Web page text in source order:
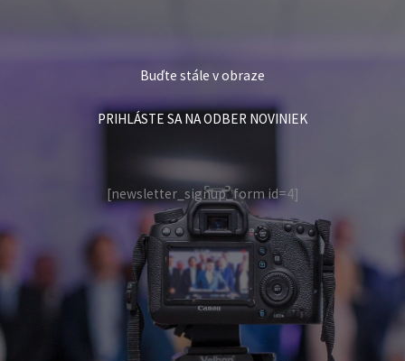
Ekonomická aktivita mesta klesá
Radovan Geci 11. októbra 2024
Za 20 rokov sa v našom meste nielen znížil počet
obyvateľov z pôvodných 40.000 na súčasných
35.500. Čo je horšie, dramaticky sa aj zhoršil